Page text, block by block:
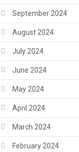
September 2024
August 2024
July 2024
June 2024
May 2024
April 2024
March 2024
February 2024